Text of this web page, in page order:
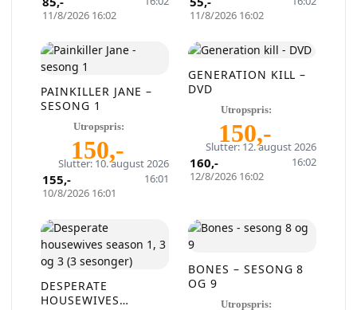
11/8/2026 16:02
11/8/2026 16:02
Slutter: 10. august 2026
16:01
PAINKILLER JANE –
SESONG 1
Utropspris:
150,-
10/8/2026 16:01
155,-
Slutter: 12. august 2026
16:02
GENERATION KILL –
DVD
Utropspris:
150,-
12/8/2026 16:02
160,-
DESPERATE
HOUSEWIVES
BONES – SESONG 8
OG 9
Utropspris:
gratis på QXL.no
På QXL.no kan du selge helt gratis – uten
skjulte kostnader eller provisjon. Opprett
konto, legg ut auksjoner og nå kjøpere som
faktisk er interessert.
Registrer konto
Opprett en konto på få sekunder og legg ut dine første
auksjoner i dag. Ingen gebyrer. Ingen provisjon. Bare ekte
kjøpere.